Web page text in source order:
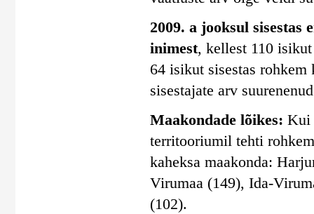
2009. a jooksul sisestas
inimest, kellest 110
64 isikut sisestas
sisestajate arv
Maakondade lõikes: Kui
territooriumil tehti
kaheksa maakonda:
Virumaa (149), Ida-
(102).